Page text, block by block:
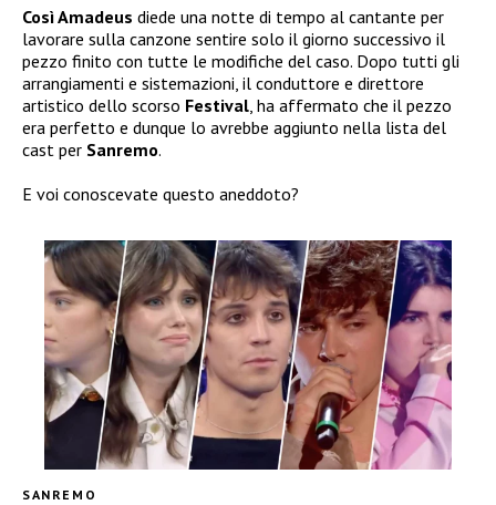
Così Amadeus diede una notte di tempo al cantante per
lavorare sulla canzone sentire solo il giorno successivo il
pezzo finito con tutte le modifiche del caso. Dopo tutti gli
arrangiamenti e sistemazioni, il conduttore e direttore
artistico dello scorso Festival , ha affermato che il pezzo
era perfetto e dunque lo avrebbe aggiunto nella lista del
cast per Sanremo.
E voi conoscevate questo aneddoto?
SANREMO